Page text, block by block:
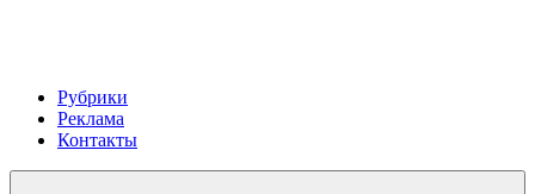
Рубрики
Реклама
Контакты